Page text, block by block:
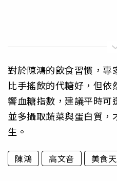
對於陳鴻的飲食習慣，
比手搖飲的代糖好，但
響血糖指數，建議平時可
並多攝取蔬菜與蛋白質
生。
陳鴻 高文音 美食